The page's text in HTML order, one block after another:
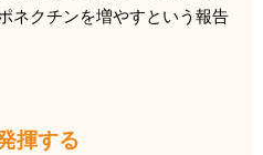
ネクチンを増やすという報告
揮する